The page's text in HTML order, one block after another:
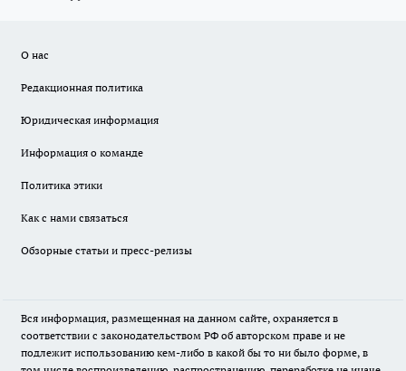
О нас
Редакционная политика
Юридическая информация
Информация о команде
Политика этики
Как с нами связаться
Обзорные статьи и пресс-релизы
Вся информация, размещенная на данном сайте, охраняется в
соответствии с законодательством РФ об авторском праве и не
подлежит использованию кем-либо в какой бы то ни было форме, в